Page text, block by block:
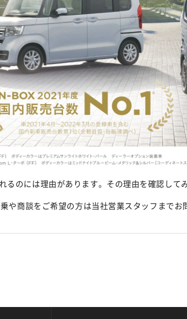
るのには理由があります。その理由を確認して
や商談をご希望の方は当社営業スタッフまでお